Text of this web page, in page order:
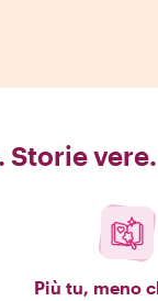
Storie
Più tu, meno